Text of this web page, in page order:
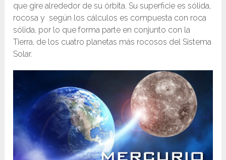
que gire alrededor de su órbita. Su superficie es sólida,
rocosa y según los cálculos es compuesta con roca
sólida, por lo que forma parte en conjunto con la
Tierra, de los cuatro planetas más rocosos del Sistema
Solar.